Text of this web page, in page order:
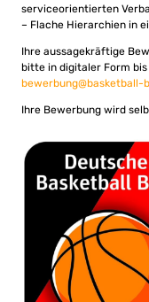
serviceorientierten
– Flache Hierarchien in
Ihre aussagekräftige
bitte in digitaler Form bis
bewerbung@basketball-
Ihre Bewerbung wird